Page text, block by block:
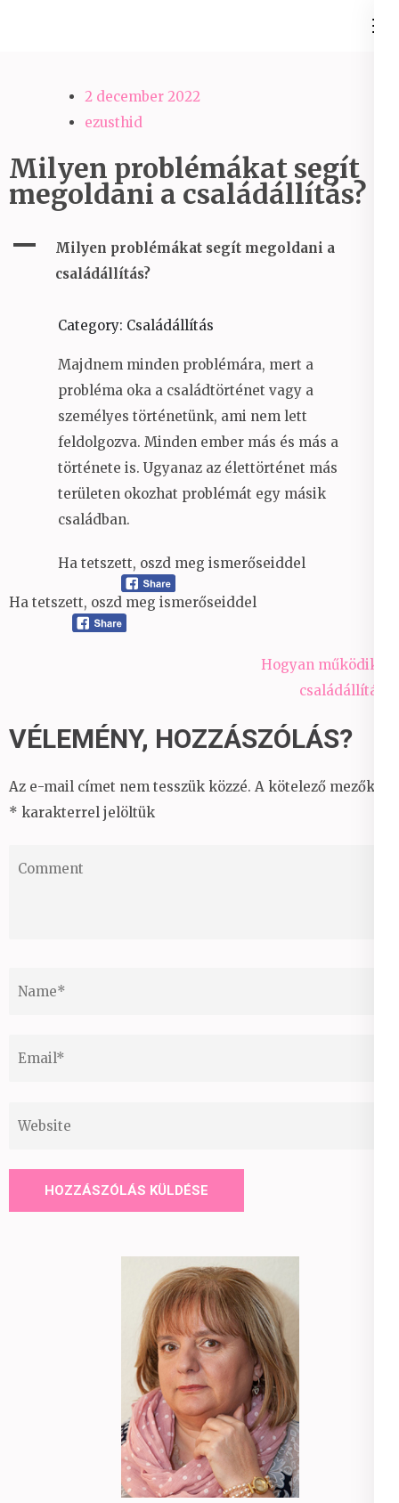
2 december 2022
ezusthid
Milyen problémákat segít
megoldani a családállítás?
A
Milyen problémákat segít megoldani a
családállítás?
Category: Családállítás
Majdnem minden problémára, mert a
probléma oka a családtörténet vagy a
személyes történetünk, ami nem lett
feldolgozva. Minden ember más és más a
története is. Ugyanaz az élettörténet más
területen okozhat problémát egy másik
családban.
Ha tetszett, oszd meg ismerőseiddel
Ha tetszett, oszd meg ismerőseiddel
Hogyan működik a
családállítás?
VÉLEMÉNY, HOZZÁSZÓLÁS?
Az e-mail címet nem tesszük közzé. A kötelező mezőket
* karakterrel jelöltük